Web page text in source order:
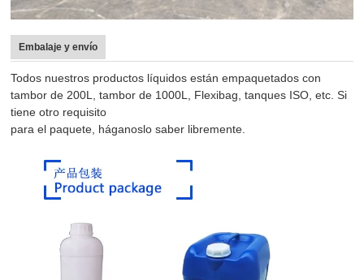
Embalaje y envío
Todos nuestros productos líquidos están empaquetados con
tambor de 200L, tambor de 1000L, Flexibag, tanques ISO, etc. Si
tiene otro requisito
para el paquete, háganoslo saber libremente.